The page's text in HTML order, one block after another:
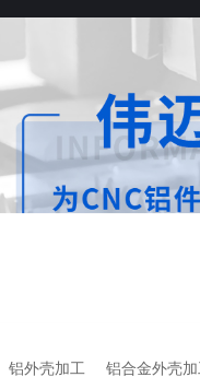
铝外壳加工 铝合金外壳